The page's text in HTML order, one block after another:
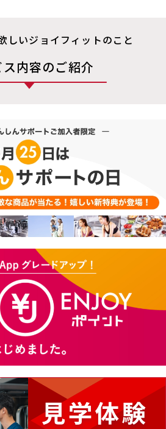
しいジョイフィットのこと
内容のご紹介